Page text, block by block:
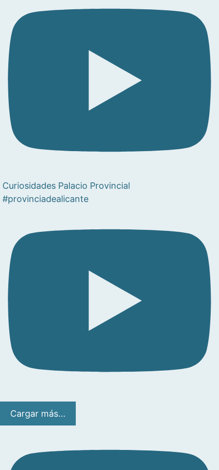
Curiosidades Palacio Provincial
#provinciadealicante
Cargar más...